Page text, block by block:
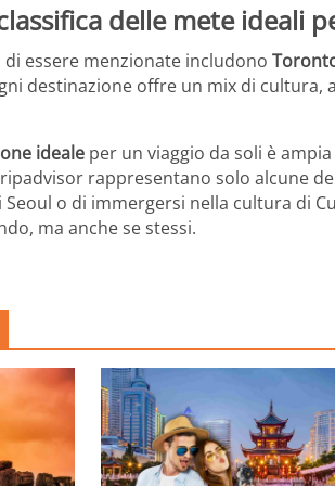
delle mete ideali
essere menzionate includono
destinazione offre un mix di
ideale per un viaggio da soli è
rappresentano solo alcune
o di immergersi nella cultura di
ma anche se stessi.